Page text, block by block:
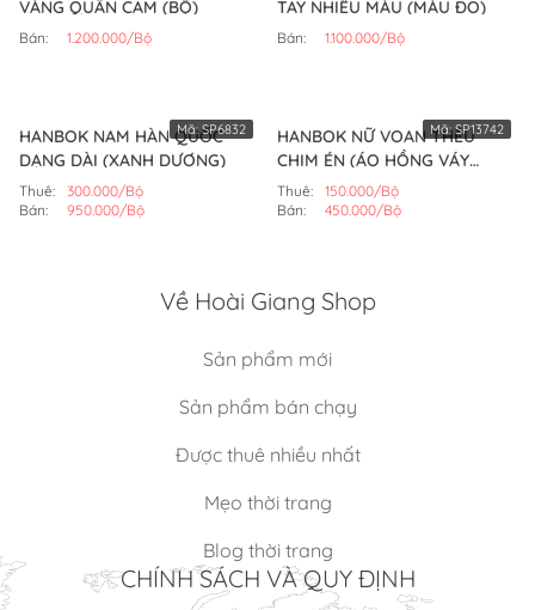
VÀNG QUẦN CAM (BỘ)
Bán: 1.200.000/Bộ
TAY NHIỀU MÀU (MÀU ĐỎ)
Bán: 1.100.000/Bộ
HANBOK NAM HÀN QUỐC
DẠNG DÀI (XANH DƯƠNG)
Thuê:
300.000/Bộ
Bán:
950.000/Bộ
Mã:SP6832
HANBOK NỮ VOAN THÊU
CHIM ÉN (ÁO HỒNG VÁY
HỒNG SEN)
Thuê:
150.000/Bộ
Bán:
450.000/Bộ
Mã:SP13742
Về Hoài Giang Shop
Sản phẩm mới
Sản phẩm bán chạy
Được thuê nhiều nhất
Mẹo thời trang
Blog thời trang
CHÍNH SÁCH VÀ QUY ĐỊNH